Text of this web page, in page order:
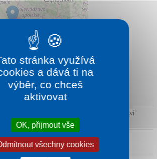
©OpenStreetMapcontributors
a svěží vzduch, atraktivní horský terén, množství
stránka využívá
a dává ti na
výběr, co chceš
aktivovat
OK, přijmout vše
všechny cookies